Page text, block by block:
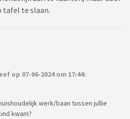
tafel te slaan.
op 07-06-2024 om 17:44:
werk/baan tussen jullie
kwam?